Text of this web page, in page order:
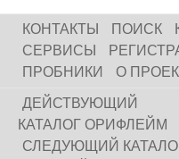
КОНТАКТЫ ПОИСК
СЕРВИСЫ
ПРОБНИКИ
О
ДЕЙСТВУЮЩИЙ
КАТАЛОГ ОРИФЛЕЙМ
СЛЕДУЮЩИЙ